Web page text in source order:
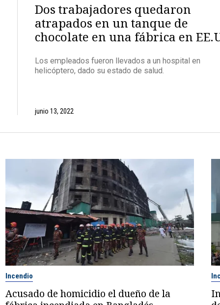
Dos trabajadores quedaron
atrapados en un tanque de
chocolate en una fábrica en
Los empleados fueron llevados a un hospital en
helicóptero, dado su estado de salud.
junio 13, 2022
Incendio
Acusado de homicidio el dueño de la